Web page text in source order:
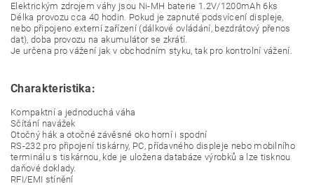
Elektrickým zdrojem váhy jsou Ni-MH baterie 1.2V/1200mAh 6ks
Délka provozu cca 40 hodin. Pokud je zapnuté podsvícení displeje,
nebo připojeno externí zařízení (dálkové ovládání, bezdrátový přenos
dat), doba provozu na akumulátor se zkrátí.
Je určena pro vážení jak v obchodním styku, tak pro kontrolní vážení.
Charakteristika:
Kompaktní a jednoduchá váha
Sčítání navážek
Otočný hák a otočné závěsné oko horní i spodní
RS-232 pro připojení tiskárny, PC, přídavného displeje nebo mobilního
terminálu s tiskárnou, kde je uložena databáze výrobků a lze tisknou
daňové doklady.
RFI/EMI stínění